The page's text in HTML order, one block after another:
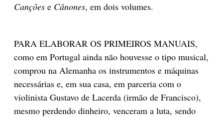
Canções e Cânones, em dois volumes.
PARA ELABORAR OS PRIMEIROS MANUAIS,
como em Portugal ainda não houvesse o tipo musical,
comprou na Alemanha os instrumentos e máquinas
necessárias e, em sua casa, em parceria com o
violinista Gustavo de Lacerda (irmão de Francisco),
mesmo perdendo dinheiro, venceram a luta, sendo